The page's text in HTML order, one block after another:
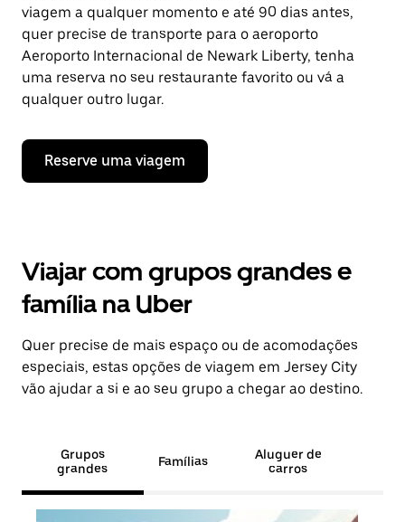
viagem a qualquer momento e até 90 dias antes,
quer precise de transporte para o aeroporto
Aeroporto Internacional de Newark Liberty, tenha
uma reserva no seu restaurante favorito ou vá a
qualquer outro lugar.
Reserve uma viagem
Viajar com grupos grandes e
família na Uber
Quer precise de mais espaço ou de acomodações
especiais, estas opções de viagem em Jersey City
vão ajudar a si e ao seu grupo a chegar ao destino.
Grupos
grandes
Famílias
Aluguer de
carros